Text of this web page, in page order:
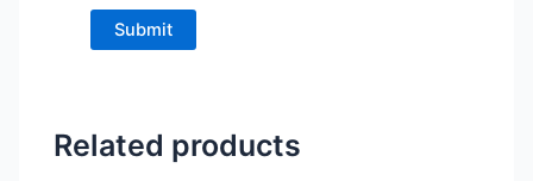
Related products